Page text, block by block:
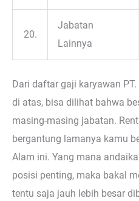
20.
Jabatan
Lainnya
Dari daftar gaji karyawan
di atas, bisa dilihat bahwa
masing-masing jabatan.
bergantung lamanya kamu
Alam ini. Yang mana
posisi penting, maka bakal
tentu saja jauh lebih besar